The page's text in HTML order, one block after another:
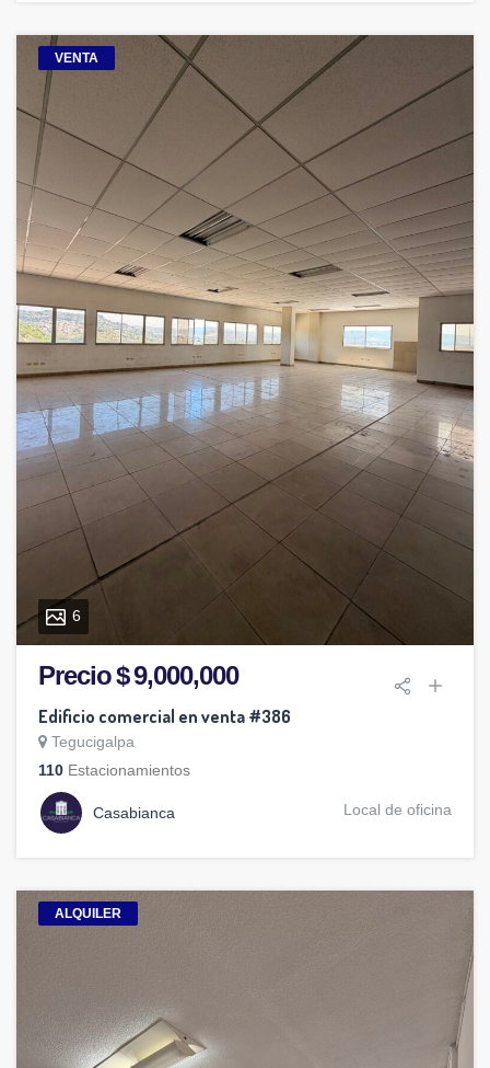
VENTA
6
Precio $ 9,000,000
Edificio comercial en venta #386
Tegucigalpa
110 Estacionamientos
Casabianca Local de oficina
ALQUILER